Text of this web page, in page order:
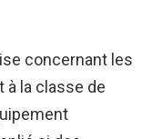
concernant les
à la classe de